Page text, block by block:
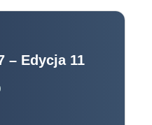
– Edycja 11